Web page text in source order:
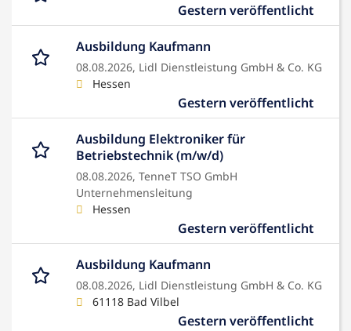
Gestern veröffentlicht
Ausbildung Kaufmann
08.08.2026, Lidl Dienstleistung GmbH & Co. KG
Hessen
Gestern veröffentlicht
Ausbildung Elektroniker für
Betriebstechnik (m/w/d)
08.08.2026, TenneT TSO GmbH
Unternehmensleitung
Hessen
Gestern veröffentlicht
Ausbildung Kaufmann
08.08.2026, Lidl Dienstleistung GmbH & Co. KG
61118 Bad Vilbel
Gestern veröffentlicht